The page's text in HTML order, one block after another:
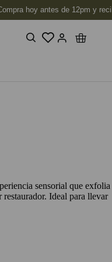
sensorial que exfolia
Ideal para llevar